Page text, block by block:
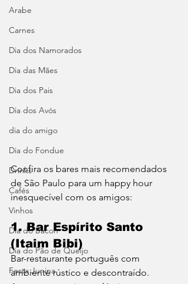
Arabe
Carnes
Dia dos Namorados
Dia das Mães
Dia dos Pais
Dia dos Avós
dia do amigo
Dia do Fondue
Drinks
Cafés
Vinhos
Dia do Bacon
Dia do Pão de Queijo
Festa Junina
Confira os bares mais recomendados
de São Paulo para um happy hour
inesquecível com os amigos:
1. Bar Espírito Santo
(Itaim Bibi)
Bar-restaurante português com
ambiente rústico e descontraído.